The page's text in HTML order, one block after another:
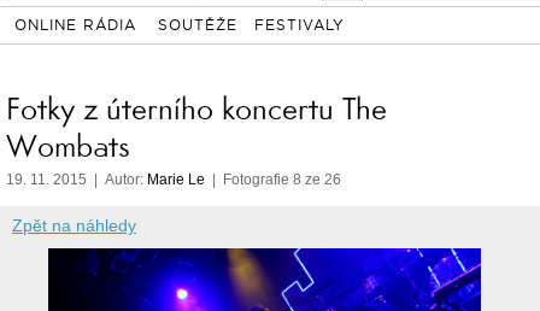
ONLINE RÁDIA SOUTĚŽE FESTIVALY
Fotky z úterního koncertu The
Wombats
19. 11. 2015 | Autor: Marie Le | Fotografie 8 ze 26
Zpět na náhledy